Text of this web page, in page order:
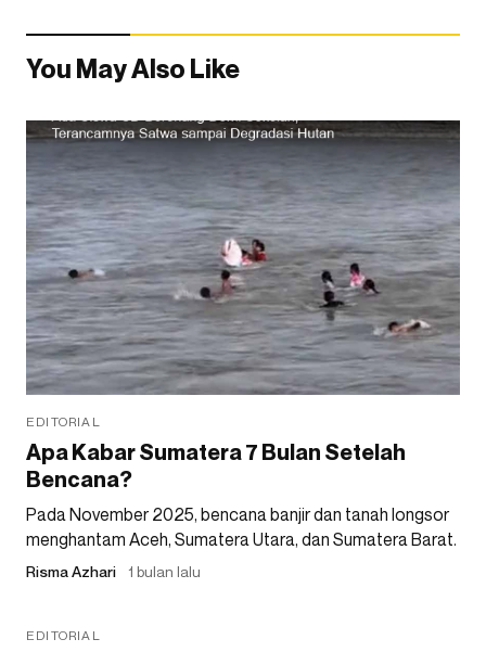
You May Also Like
EDITORIAL
Apa Kabar Sumatera 7 Bulan Setelah
Bencana?
Pada November 2025, bencana banjir dan tanah longsor
menghantam Aceh, Sumatera Utara, dan Sumatera Barat.
Risma Azhari 1 bulan lalu
EDITORIAL